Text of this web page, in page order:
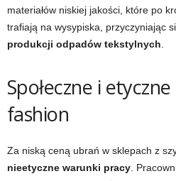
materiałów niskiej jakości, które po
trafiają na wysypiska, przyczyniając
produkcji odpadów tekstylnych
Społeczne i
fashion
Za niską ceną ubrań w sklepach z
nieetyczne warunki pracy .